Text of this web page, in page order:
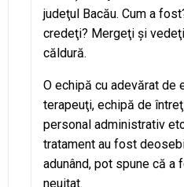
judeţul Bacău. Cum a
credeţi? Mergeţi şi
căldură.
O echipă cu adevărat de
terapeuţi, echipă de
personal administrativ
tratament au fost
adunând, pot spune că
neuitat.